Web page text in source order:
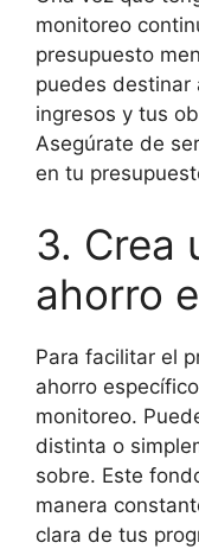
monitoreo
presupuesto
puedes destinar
ingresos y tus
Asegúrate de
en tu
3. Crea
ahorro
Para facilitar el
ahorro
monitoreo.
distinta o
sobre. Este
manera
clara de tus